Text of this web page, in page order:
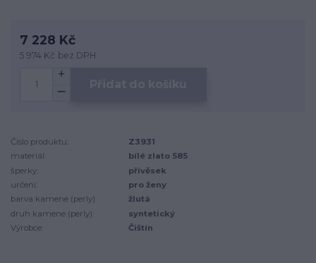
7 228 Kč
5 974 Kč bez DPH
Číslo produktu:
Z3931
materiál:
bílé zlato 585
šperky:
přívěsek
určení:
pro ženy
barva kamene (perly):
žlutá
druh kamene (perly):
syntetický
Výrobce:
Čištín